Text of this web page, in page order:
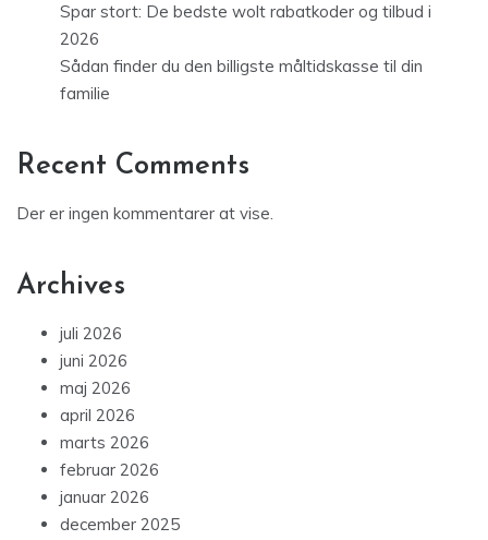
Spar stort: De bedste wolt rabatkoder og tilbud i
2026
Sådan finder du den billigste måltidskasse til din
familie
Recent Comments
Der er ingen kommentarer at vise.
Archives
juli 2026
juni 2026
maj 2026
april 2026
marts 2026
februar 2026
januar 2026
december 2025